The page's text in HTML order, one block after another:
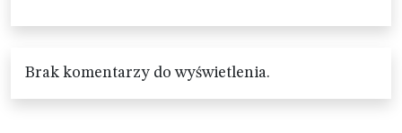
Brak komentarzy do wyświetlenia.